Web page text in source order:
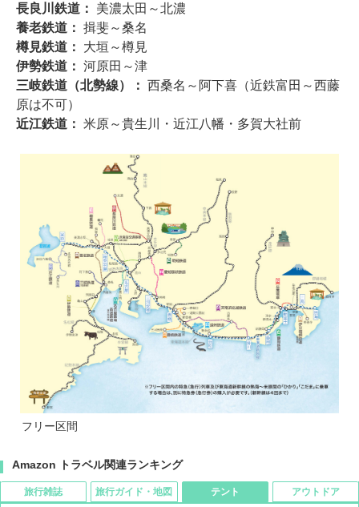
長良川鉄道： 美濃太田～北濃
養老鉄道： 揖斐～桑名
樽見鉄道： 大垣～樽見
伊勢鉄道： 河原田～津
三岐鉄道（北勢線）： 西桑名～阿下喜（近鉄富田～西藤
原は不可）
近江鉄道： 米原～貴生川・近江八幡・多賀大社前
フリー区間
Amazon トラベル関連ランキング
旅行雑誌 旅行ガイド・地図 テント アウトドア